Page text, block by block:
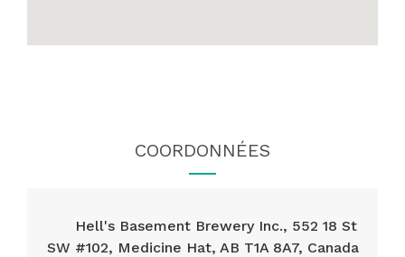
COORDONNÉES
Hell's Basement Brewery Inc., 552 18 St
SW #102, Medicine Hat, AB T1A 8A7, Canada